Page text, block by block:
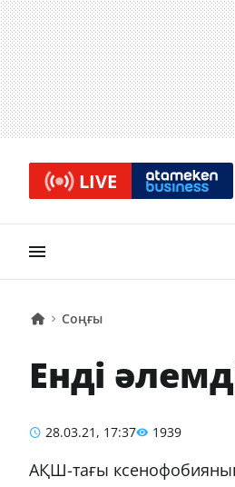
LIVE
Соңғы
Енді
28.03.21, 17:37 1939
АҚШ-тағы